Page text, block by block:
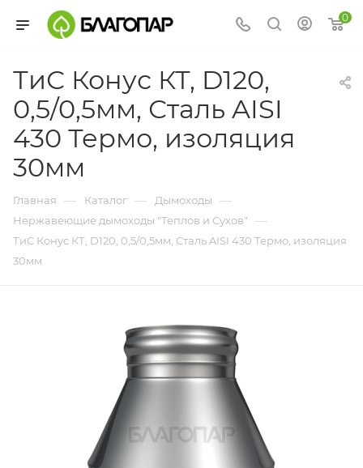
0
ТиС Конус КТ, D120,
0,5/0,5мм, Сталь AISI
430 Термо, изоляция
30мм
Главная — Каталог — Дымоходы —
Нержавеющие дымоходы "Теплов и Сухов" —
ТиС Конус КТ, D120, 0,5/0,5мм, Сталь AISI 430 Термо, изоляция
30мм